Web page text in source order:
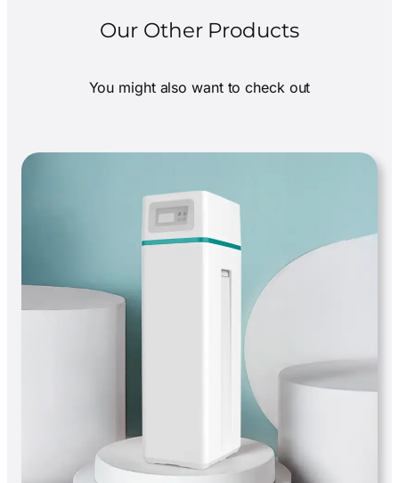
Our Other Products
You might also want to check out